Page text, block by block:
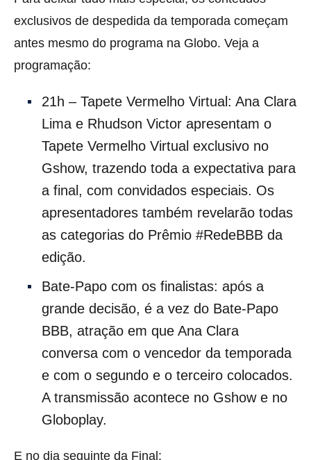
exclusivos de despedida da temporada começam
antes mesmo do programa na Globo. Veja a
programação:
21h – Tapete Vermelho Virtual: Ana Clara
Lima e Rhudson Victor apresentam o
Tapete Vermelho Virtual exclusivo no
Gshow, trazendo toda a expectativa para
a final, com convidados especiais. Os
apresentadores também revelarão todas
as categorias do Prêmio #RedeBBB da
edição.
Bate-Papo com os finalistas: após a
grande decisão, é a vez do Bate-Papo
BBB, atração em que Ana Clara
conversa com o vencedor da temporada
e com o segundo e o terceiro colocados.
A transmissão acontece no Gshow e no
Globoplay.
E no dia seguinte da Final: